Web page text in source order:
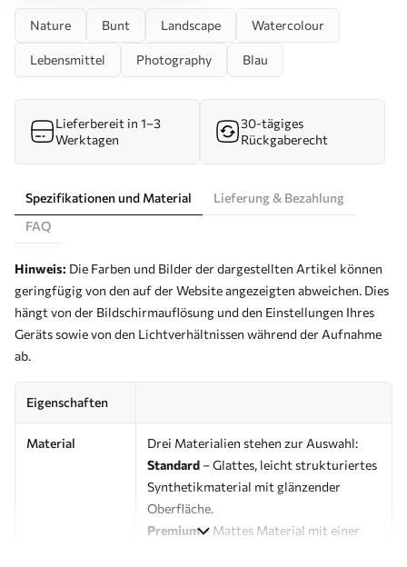
Nature Bunt Landscape Watercolour
Lebensmittel Photography Blau
Lieferbereit in 1–3
Werktagen
30-tägiges
Rückgaberecht
Spezifikationen und Material
Lieferung & Bezahlung
FAQ
Hinweis: Die Farben und Bilder der dargestellten Artikel können
geringfügig von den auf der Website angezeigten abweichen. Dies
hängt von der Bildschirmauflösung und den Einstellungen Ihres
Geräts sowie von den Lichtverhältnissen während der Aufnahme
ab.
Eigenschaften
Material
Drei Materialien stehen zur Auswahl:
Standard – Glattes, leicht strukturiertes
Synthetikmaterial mit glänzender
Oberfläche.
Premium– Mattes Material mit einer